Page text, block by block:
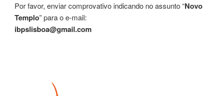
Por favor, enviar comprovativo indicando no assunto “Novo
Templo” para o e-mail:
ibpslisboa@gmail.com